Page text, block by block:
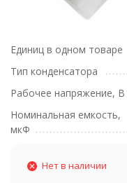
Единиц в одном товаре
Тип конденсатора
Рабочее напряжение, В
Номинальная емкость,
мкФ
Нет в наличии